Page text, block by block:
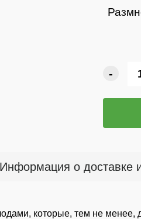
-
Информация о доставке
которые, тем не